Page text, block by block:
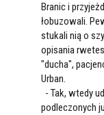
Branic i
łobuzowali.
stukali nią o
opisania
"ducha",
Urban.
- Tak, wtedy
podleczonych